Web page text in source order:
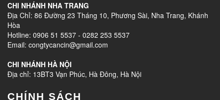
CHI NHÁNH NHA TRANG
Địa Chỉ: 86 Đường 23 Tháng 10, Phương Sài, Nha Trang, Khánh
Hòa
Hotline: 0906 51 5537 - 0282 253 5537
Email: congtycancin@gmail.com
CHI NHÁNH HÀ NỘI
Địa chỉ: 13BT3 Vạn Phúc, Hà Đông, Hà Nội
CHÍNH SÁCH